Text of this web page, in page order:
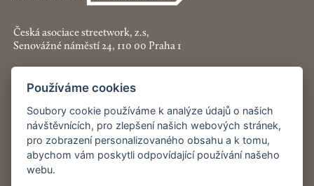
Česká asociace streetwork, z.s,
Senovážné náměstí 24, 110 00 Praha 1
+420 774 913 777
asociace@streetwork.cz
Nastavení cookies
Restartshop.cz
Používáme cookies
Soubory cookie používáme k analýze údajů o našich
návštěvnících, pro zlepšení našich webových stránek,
pro zobrazení personalizovaného obsahu a k tomu,
abychom vám poskytli odpovídající používání našeho
webu.